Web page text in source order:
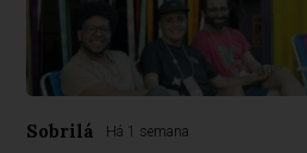
Sobrilá Há 1 semana